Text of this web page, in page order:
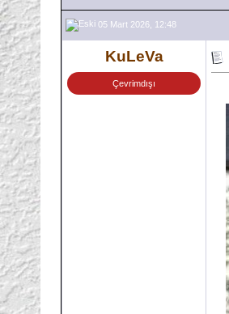
05 Mart 2026, 12:48
KuLeVa
Çevrimdışı